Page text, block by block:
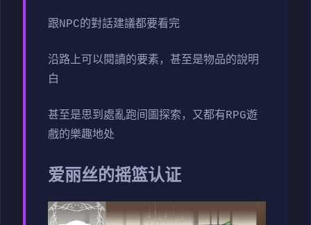
跟NPC的對話建議都要看完
沿路上可以閱讀的要素，甚至是物品的說明
白
甚至是思到處亂跑间圖探索，又都有RPG遊
戲的樂趣地处
爱丽丝的摇篮认证